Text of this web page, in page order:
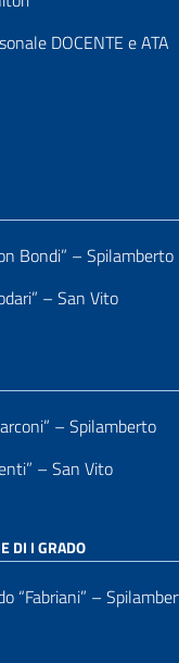
DOCENTE e ATA
Bondi” – Spilamberto
– San Vito
– Spilamberto
– San Vito
DI I GRADO
“Fabriani” –